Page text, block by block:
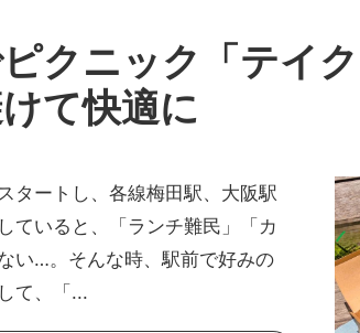
クニック「テイ
て快適に
タートし、各線梅田駅、大阪駅
ていると、「ランチ難民」「カ
い…。そんな時、駅前で好みの
て、「...